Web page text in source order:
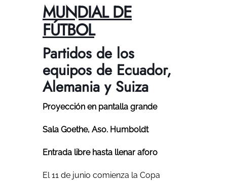
MUNDIAL DE
FÚTBOL
Partidos de los
equipos de Ecuador,
Alemania y Suiza
Proyección en pantalla grande
Sala Goethe, Aso. Humboldt
Entrada libre hasta llenar aforo
El 11 de junio comienza la Copa